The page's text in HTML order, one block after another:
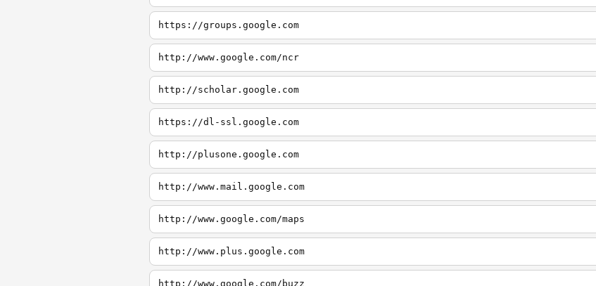
https://groups.google.com
http://www.google.com/ncr
http://scholar.google.com
https://dl-ssl.google.com
http://plusone.google.com
http://www.mail.google.com
http://www.google.com/maps
http://www.plus.google.com
http://www.google.com/buzz